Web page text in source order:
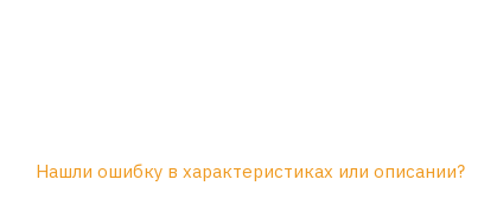
Нашли ошибку в характеристиках или описании?